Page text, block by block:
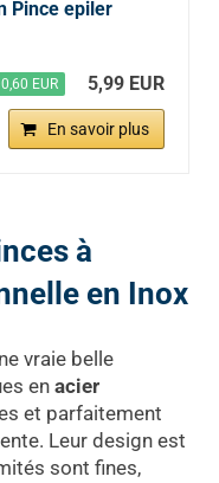
Pince epiler
EUR 5,99 EUR
En savoir plus
à
en Inox
vraie belle
en acier
et parfaitement
Leur design est
sont fines,